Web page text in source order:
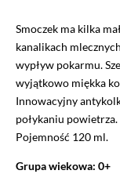
Smoczek ma kilka
kanalikach
wypływ pokarmu.
wyjątkowo miękka
Innowacyjny
połykaniu
Pojemność 120 ml.
Grupa wiekowa: 0+